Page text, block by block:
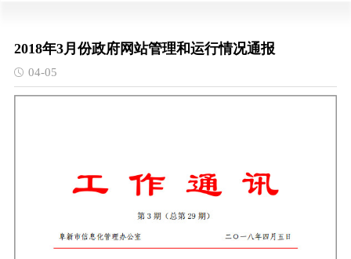
2018年3月份政府网站管理和运行情况通报
04-05